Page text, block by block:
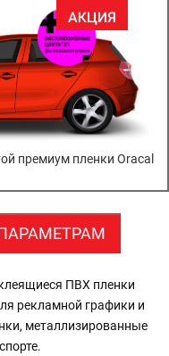
премиум пленки Oracal
ПВХ пленки
рекламной графики и
металлизированные